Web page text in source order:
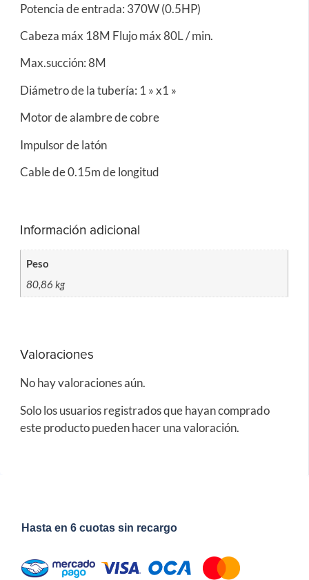
Potencia de entrada: 370W (0.5HP)
Cabeza máx 18M Flujo máx 80L / min.
Max.succión: 8M
Diámetro de la tubería: 1 » x1 »
Motor de alambre de cobre
Impulsor de latón
Cable de 0.15m de longitud
Información adicional
Peso
80,86 kg
Valoraciones
No hay valoraciones aún.
Solo los usuarios registrados que hayan comprado
este producto pueden hacer una valoración.
Hasta en 6 cuotas sin recargo